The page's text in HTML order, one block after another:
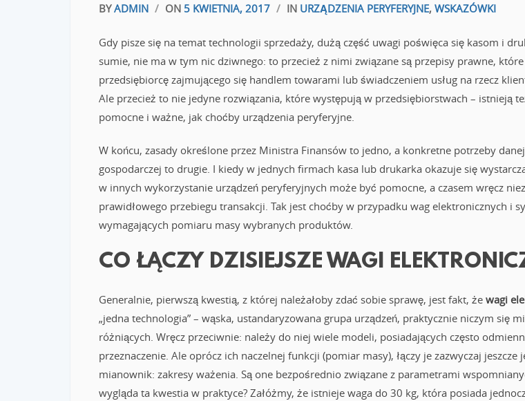
BYADMIN / ON 5 KWIETNIA, 2017 / IN URZĄDZENIA PERYFERYJNE, WSKAZÓWKI
Gdy pisze się na temat technologii sprzedaży, dużą część uwagi poświęca się kasom i
sumie, nie ma w tym nic dziwnego: to przecież z nimi związane są przepisy prawne,
przedsiębiorcę zajmującego się handlem towarami lub świadczeniem usług na rzecz
Ale przecież to nie jedyne rozwiązania, które występują w przedsiębiorstwach – istnieją
pomocne i ważne, jak choćby urządzenia peryferyjne.
W końcu, zasady określone przez Ministra Finansów to jedno, a konkretne potrzeby
gospodarczej to drugie. I kiedy w jednych firmach kasa lub drukarka okazuje się
w innych wykorzystanie urządzeń peryferyjnych może być pomocne, a czasem wręcz
prawidłowego przebiegu transakcji. Tak jest choćby w przypadku wag elektronicznych i
wymagających pomiaru masy wybranych produktów.
CO ŁĄCZY DZISIEJSZE WAGI
Generalnie, pierwszą kwestią, z której należałoby zdać sobie sprawę, jest fakt, że wagi
„jedna technologia” – wąska, ustandaryzowana grupa urządzeń, praktycznie niczym się
różniących. Wręcz przeciwnie: należy do niej wiele modeli, posiadających często
przeznaczenie. Ale oprócz ich naczelnej funkcji (pomiar masy), łączy je zazwyczaj jeszcze
mianownik: zakresy ważenia. Są one bezpośrednio związane z parametrami
wygląda ta kwestia w praktyce? Załóżmy, że istnieje waga do 30 kg, która posiada